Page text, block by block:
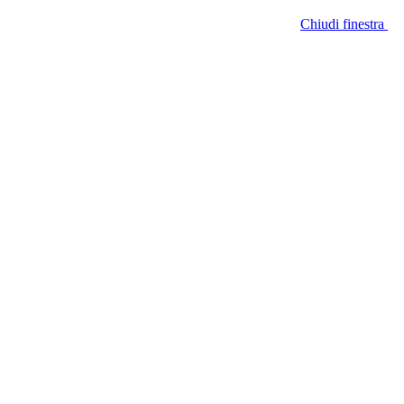
Chiudi finestra